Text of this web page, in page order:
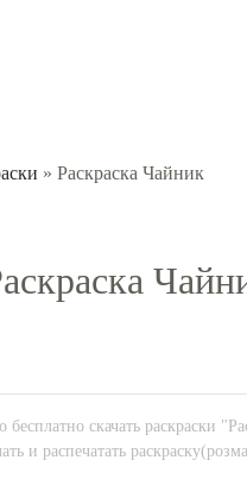
» Раскраска Чайник
скачать раскраски
и распечатать